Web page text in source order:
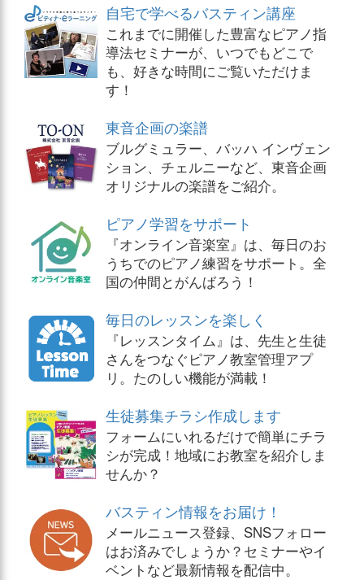
自宅で学べるバスティン講座
これまでに開催した豊富なピアノ指
導法セミナーが、いつでもどこで
も、好きな時間にご覧いただけま
す！
東音企画の楽譜
ブルグミュラー、バッハ インヴェン
ション、チェルニーなど、東音企画
オリジナルの楽譜をご紹介。
ピアノ学習をサポート
『オンライン音楽室』は、毎日のお
うちでのピアノ練習をサポート。全
国の仲間とがんばろう！
毎日のレッスンを楽しく
『レッスンタイム』は、先生と生徒
さんをつなぐピアノ教室管理アプ
リ。たのしい機能が満載！
生徒募集チラシ作成します
フォームにいれるだけで簡単にチラ
シが完成！地域にお教室を紹介しま
せんか？
バスティン情報をお届け！
メールニュース登録、SNSフォロー
はお済みでしょうか？セミナーやイ
ベントなど最新情報を配信中。